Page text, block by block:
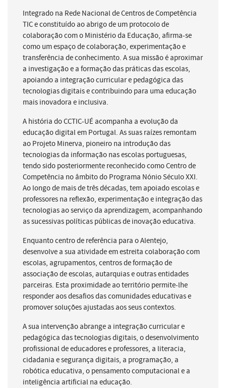
Integrado na Rede Nacional de Centros de Competência
TIC e constituído ao abrigo de um protocolo de
colaboração com o Ministério da Educação, afirma-se
como um espaço de colaboração, experimentação e
transferência de conhecimento. A sua missão é aproximar
a investigação e a formação das práticas das escolas,
apoiando a integração curricular e pedagógica das
tecnologias digitais e contribuindo para uma educação
mais inovadora e inclusiva.
A história do CCTIC-UÉ acompanha a evolução da
educação digital em Portugal. As suas raízes remontam
ao Projeto Minerva, pioneiro na introdução das
tecnologias da informação nas escolas portuguesas,
tendo sido posteriormente reconhecido como Centro de
Competência no âmbito do Programa Nónio Século XXI.
Ao longo de mais de três décadas, tem apoiado escolas e
professores na reflexão, experimentação e integração das
tecnologias ao serviço da aprendizagem, acompanhando
as sucessivas políticas públicas de inovação educativa.
Enquanto centro de referência para o Alentejo,
desenvolve a sua atividade em estreita colaboração com
escolas, agrupamentos, centros de formação de
associação de escolas, autarquias e outras entidades
parceiras. Esta proximidade ao território permite-lhe
responder aos desafios das comunidades educativas e
promover soluções ajustadas aos seus contextos.
A sua intervenção abrange a integração curricular e
pedagógica das tecnologias digitais, o desenvolvimento
profissional de educadores e professores, a literacia,
cidadania e segurança digitais, a programação, a
robótica educativa, o pensamento computacional e a
inteligência artificial na educação.